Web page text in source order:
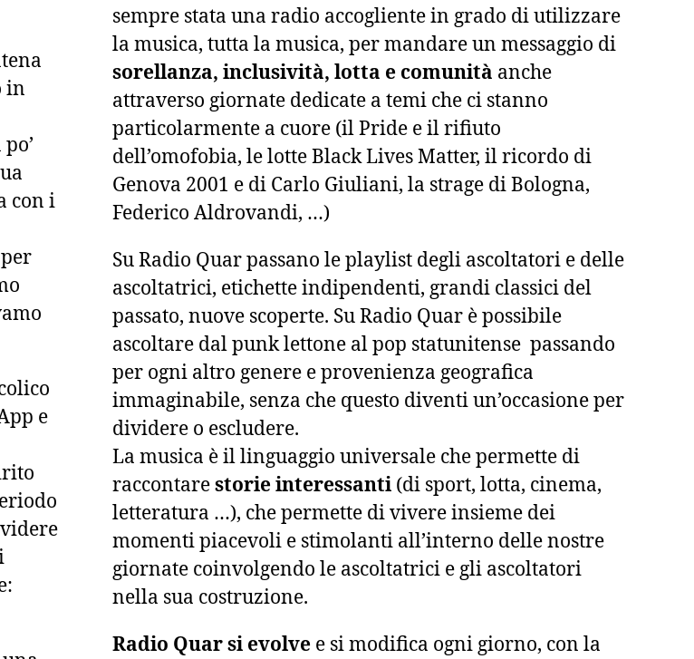
in
con i
e
sempre stata una radio accogliente in grado di utilizzare
la musica, tutta la musica, per mandare un messaggio di
sorellanza, inclusività, lotta e comunità anche
attraverso giornate dedicate a temi che ci stanno
particolarmente a cuore (il Pride e il rifiuto
dell’omofobia, le lotte Black Lives Matter, il ricordo di
Genova 2001 e di Carlo Giuliani, la strage di Bologna,
Federico Aldrovandi, …)
Su Radio Quar passano le playlist degli ascoltatori e delle
ascoltatrici, etichette indipendenti, grandi classici del
passato, nuove scoperte. Su Radio Quar è possibile
ascoltare dal punk lettone al pop statunitense passando
per ogni altro genere e provenienza geografica
immaginabile, senza che questo diventi un’occasione per
dividere o escludere.
La musica è il linguaggio universale che permette di
raccontarestorie interessanti (di sport, lotta, cinema,
letteratura …), che permette di vivere insieme dei
momenti piacevoli e stimolanti all’interno delle nostre
giornate coinvolgendo le ascoltatrici e gli ascoltatori
nella sua costruzione.
Radio Quar si evolve e si modifica ogni giorno, con la